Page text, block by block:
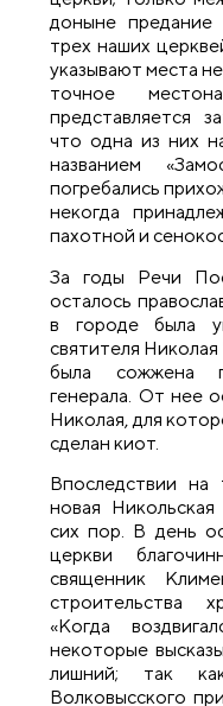
доныне
трех наших
указывают места
точное
представляется
что одна из них
названием
погребались
некогда
пахотной и
За годы Речи
осталось
в городе была
святителя Николая
была сожжена
генерала. От нее
Николая, для
сделан киот.
Впоследствии
новая
сих пор. В день
церкви
священник
строительства
«Когда
некоторые
лишний; так
Волковысского